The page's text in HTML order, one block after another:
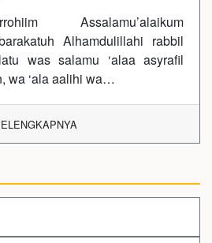
Assalamu’alaikum
Alhamdulillahi rabbil
was salamu ‘alaa asyrafil
wa ‘ala aalihi wa…